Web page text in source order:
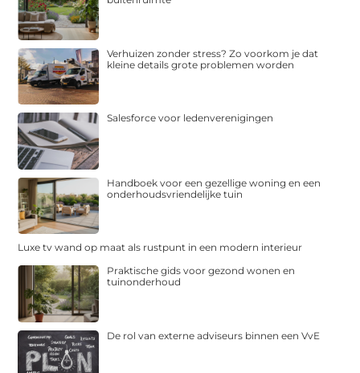
Verhuizen zonder stress? Zo voorkom je dat
kleine details grote problemen worden
Salesforce voor ledenverenigingen
Handboek voor een gezellige woning en een
onderhoudsvriendelijke tuin
Luxe tv wand op maat als rustpunt in een modern interieur
Praktische gids voor gezond wonen en
tuinonderhoud
De rol van externe adviseurs binnen een VvE